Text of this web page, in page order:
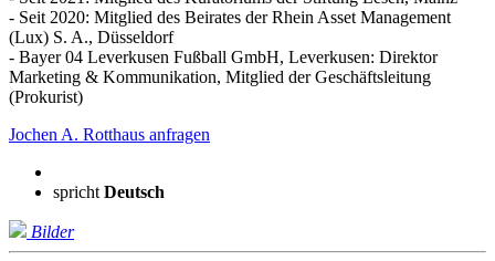
- Seit 2020: Mitglied des Beirates der Rhein Asset Management
(Lux) S. A., Düsseldorf
- Bayer 04 Leverkusen Fußball GmbH, Leverkusen: Direktor
Marketing & Kommunikation, Mitglied der Geschäftsleitung
(Prokurist)
Jochen A. Rotthaus anfragen
sprichtDeutsch
Bilder